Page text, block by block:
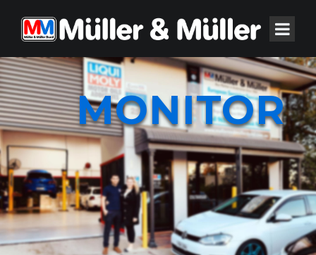
MONITOR